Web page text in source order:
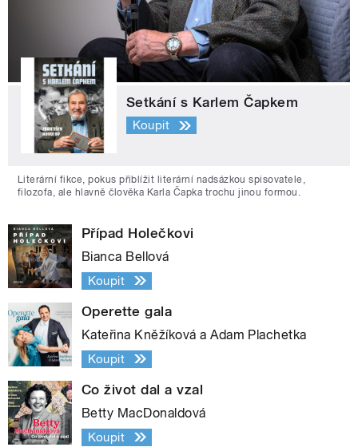
Setkání s Karlem Čapkem
Koupit
Literární fikce, pokus přiblížit literární nadsázkou spisovatele,
filozofa, ale hlavně člověka Karla Čapka trochu jinou formou.
Případ Holečkovi
Bianca Bellová
Koupit
Operette gala
Kateřina Kněžíková a Adam Plachetka
Koupit
Co život dal a vzal
Betty MacDonaldová
Koupit